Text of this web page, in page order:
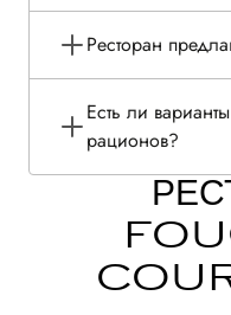
Ресторан
Есть ли
рационов?